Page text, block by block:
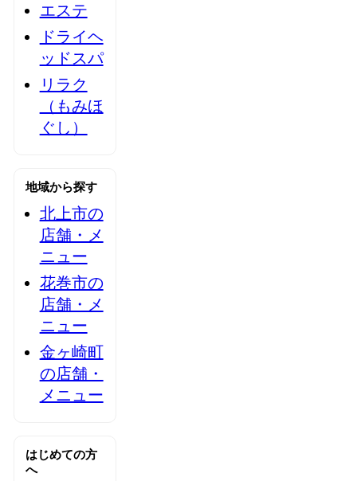
エステ
ドライヘ
ッドスパ
リラク
（もみほ
ぐし）
地域から探す
北上市の
店舗・メ
ニュー
花巻市の
店舗・メ
ニュー
金ヶ崎町
の店舗・
メニュー
はじめての方
へ